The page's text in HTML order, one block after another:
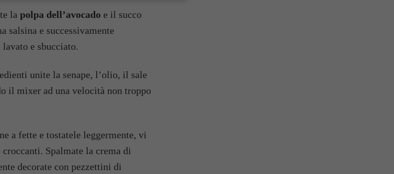
la polpa dell’avocado e il succo
salsina e successivamente
e sbucciato.
il mixer ad una velocità non troppo
Spalmate la crema di
decorate con pezzettini di